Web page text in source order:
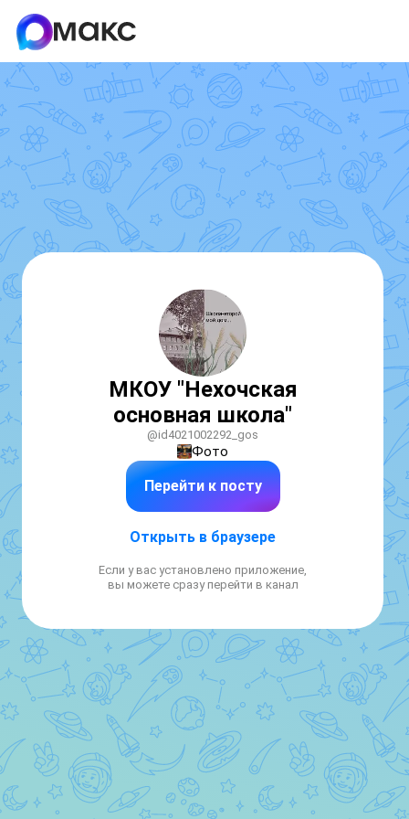
МКОУ "Нехочская
основная школа"
@id4021002292_gos
Фото
Перейти к посту
Открыть в браузере
Если у вас установлено приложение,
вы можете сразу перейти в канал